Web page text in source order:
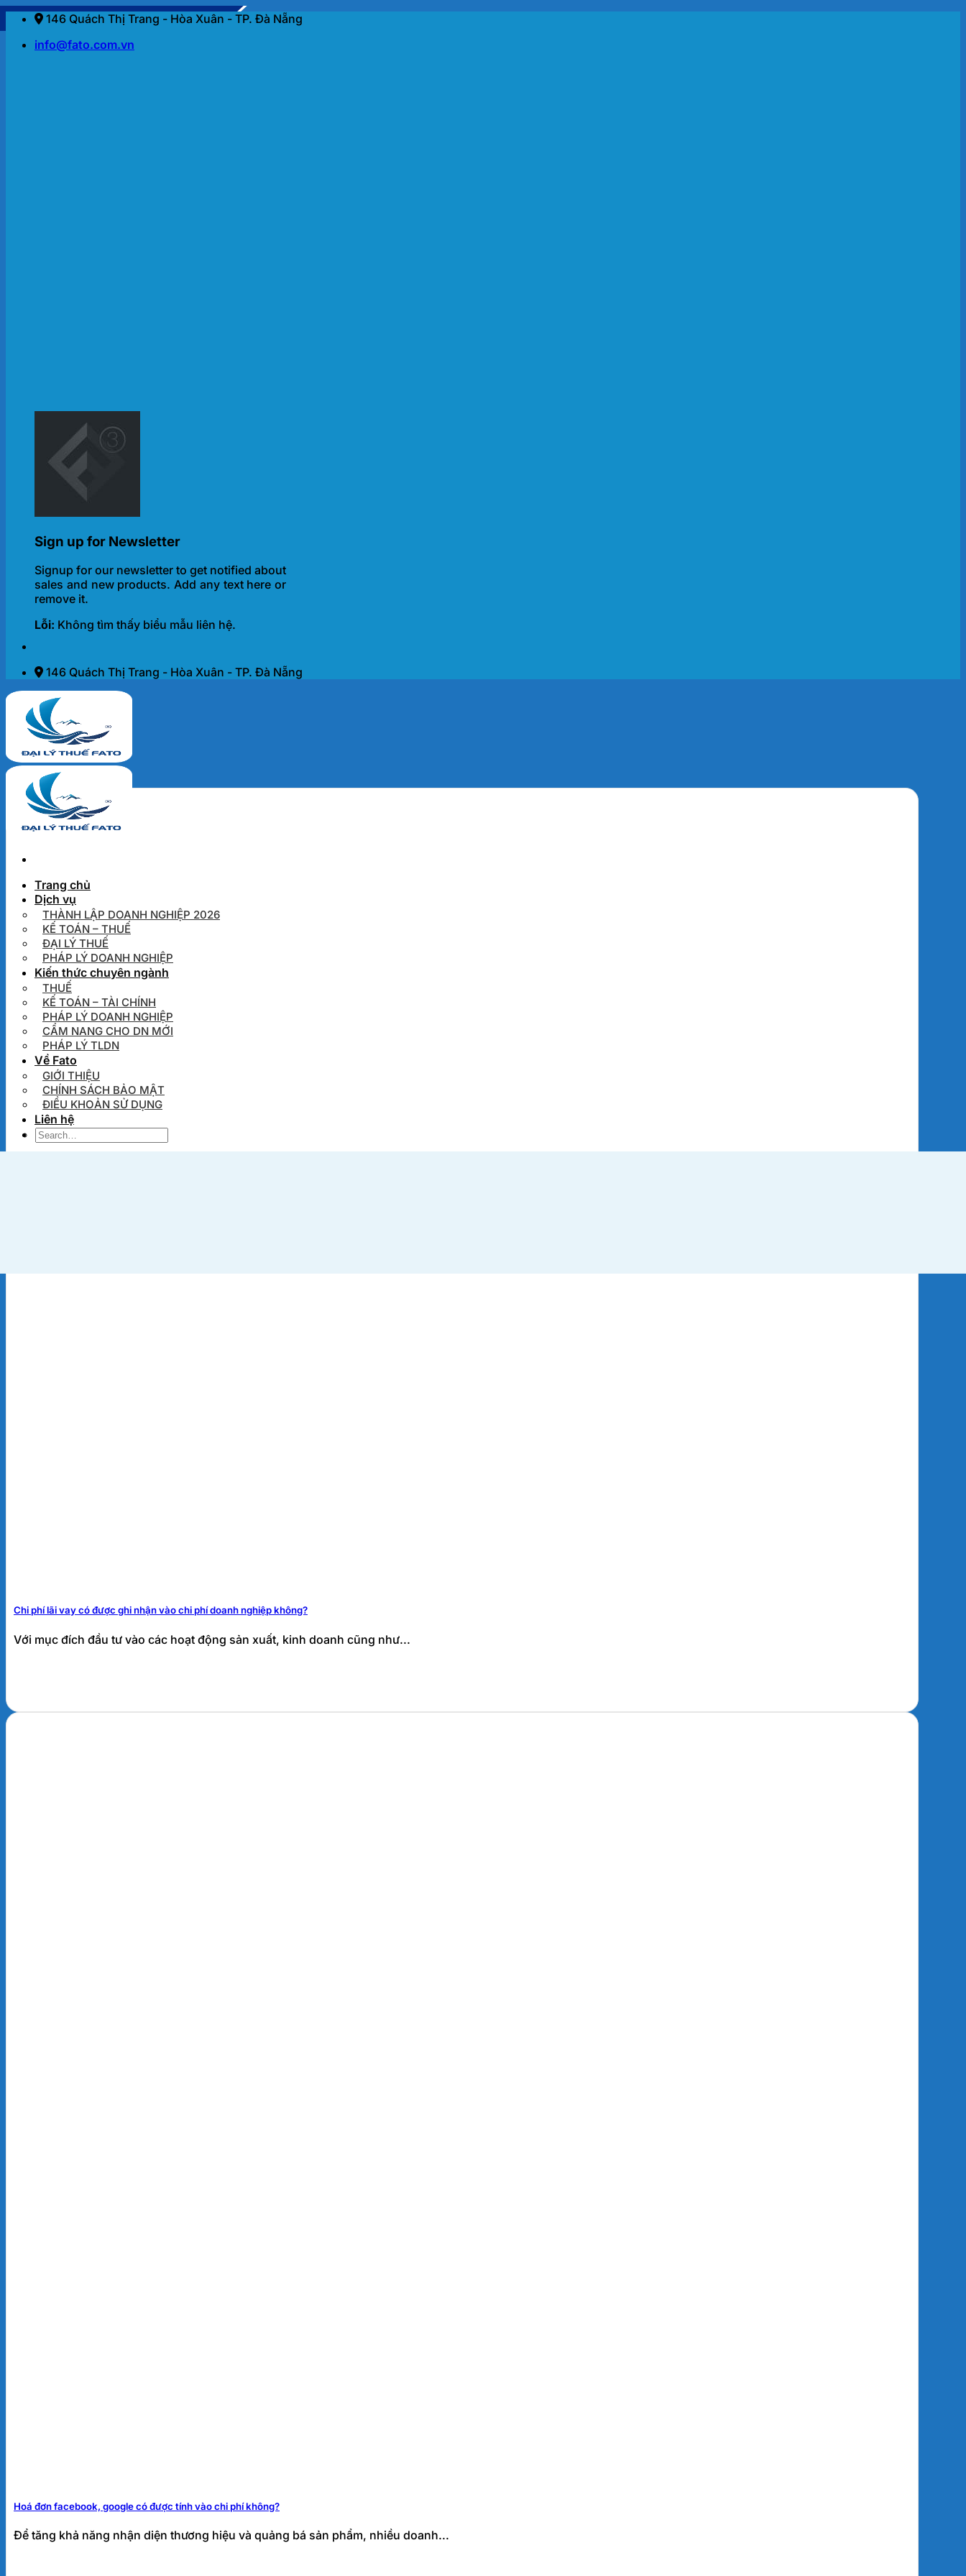
qua
146 Quách Thị Trang - Hòa Xuân - TP. Đà Nẵng
info@fato.com.vn
Sign up for Newsletter
Signup for our newsletter to get notified about
sales and new products. Add any text here or
remove it.
Lỗi: Không tìm thấy biểu mẫu liên hệ.
146 Quách Thị Trang - Hòa Xuân - TP. Đà Nẵng
Trang chủ
Dịch vụ
THÀNH LẬP DOANH NGHIỆP 2026
KẾ TOÁN – THUẾ
ĐẠI LÝ THUẾ
PHÁP LÝ DOANH NGHIỆP
Kiến thức chuyên ngành
THUẾ
KẾ TOÁN – TÀI CHÍNH
PHÁP LÝ DOANH NGHIỆP
CẨM NANG CHO DN MỚI
PHÁP LÝ TLDN
Về Fato
GIỚI THIỆU
CHÍNH SÁCH BẢO MẬT
ĐIỀU KHOẢN SỬ DỤNG
Liên hệ
Chi phí lãi vay có được ghi nhận vào chi phí doanh nghiệp không?
Với mục đích đầu tư vào các hoạt động sản xuất, kinh doanh cũng như...
Hoá đơn facebook, google có được tính vào chi phí không?
Để tăng khả năng nhận diện thương hiệu và quảng bá sản phẩm, nhiều doanh...